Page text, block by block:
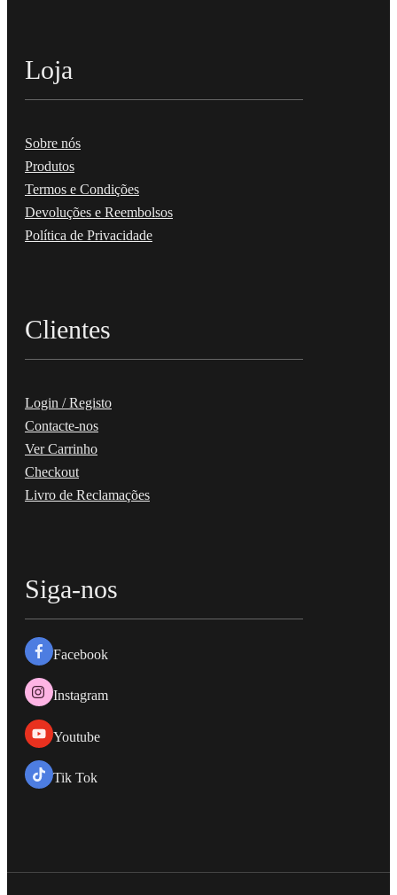
Loja
Sobre nós
Produtos
Termos e Condições
Devoluções e Reembolsos
Política de Privacidade
Clientes
Login / Registo
Contacte-nos
Ver Carrinho
Checkout
Livro de Reclamações
Siga-nos
Facebook
Instagram
Youtube
Tik Tok